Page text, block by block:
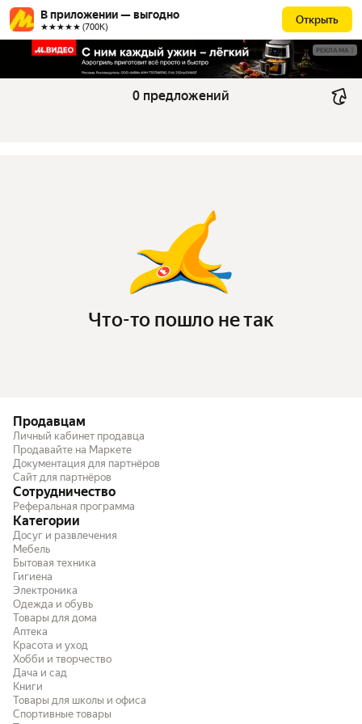
В приложении — выгодно
★★★★★ (700К)
Открыть
РЕКЛАМА
0 предложений
Что-то пошло не так
Продавцам
Личный кабинет продавца
Продавайте на Маркете
Документация для партнёров
Сайт для партнёров
Сотрудничество
Реферальная программа
Категории
Досуг и развлечения
Мебель
Бытовая техника
Гигиена
Электроника
Одежда и обувь
Товары для дома
Аптека
Красота и уход
Хобби и творчество
Дача и сад
Книги
Товары для школы и офиса
Спортивные товары